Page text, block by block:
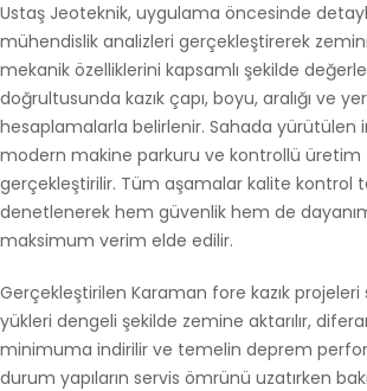
Ustaş Jeoteknik, uygulama öncesinde
mühendislik analizleri gerçekleştirerek
mekanik özelliklerini kapsamlı şekilde
doğrultusunda kazık çapı, boyu, aralığı ve
hesaplamalarla belirlenir. Sahada yürütülen
modern makine parkuru ve kontrollü üretim
gerçekleştirilir. Tüm aşamalar kalite kontrol
denetlenerek hem güvenlik hem de
maksimum verim elde edilir.
Gerçekleştirilen Karaman fore kazık projeleri
yükleri dengeli şekilde zemine aktarılır,
minimuma indirilir ve temelin deprem
durum yapıların servis ömrünü uzatırken